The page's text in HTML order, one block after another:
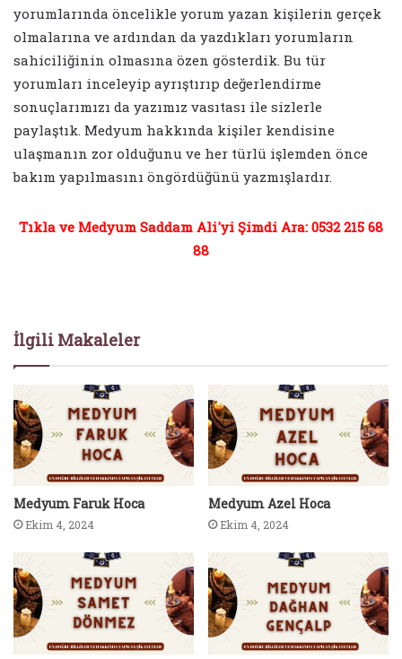
yorumlarında öncelikle yorum yazan kişilerin gerçek
olmalarına ve ardından da yazdıkları yorumların
sahiciliğinin olmasına özen gösterdik. Bu tür
yorumları inceleyip ayrıştırıp değerlendirme
sonuçlarımızı da yazımız vasıtası ile sizlerle
paylaştık. Medyum hakkında kişiler kendisine
ulaşmanın zor olduğunu ve her türlü işlemden önce
bakım yapılmasını öngördüğünü yazmışlardır.
Tıkla ve Medyum Saddam Ali'yi Şimdi Ara: 0532 215 68
88
İlgili Makaleler
Medyum Faruk Hoca
Ekim 4, 2024
Medyum Azel Hoca
Ekim 4, 2024